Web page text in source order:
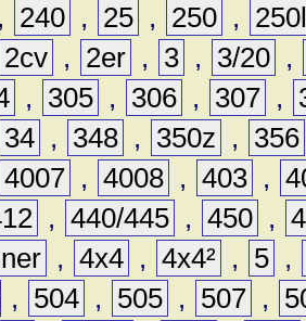
, 240 , 25 , 250 ,
2cv , 2er , 3 , 3/20 ,
, 305 , 306 , 307 ,
34 , 348 , 350z ,
356
4007 , 4008 , 403 ,
, 440/445 , 450 ,
, 4x4 , 4x4² , 5 ,
, 504 , 505 , 507 ,